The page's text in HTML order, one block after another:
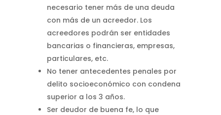
necesario tener más de una deuda
con más de un acreedor. Los
acreedores podrán ser entidades
bancarias o financieras, empresas,
particulares, etc.
No tener antecedentes penales por
delito socioeconómico con condena
superior a los 3 años.
Ser deudor de buena fe, lo que